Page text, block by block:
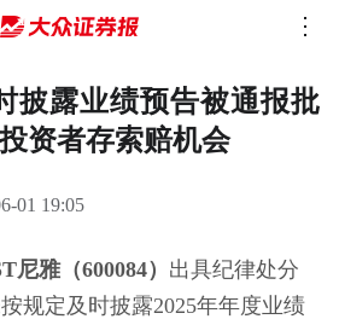
披露业绩预告被通报批
资者存索赔机会
01 19:05
尼雅（600084） 出具纪律处分
规定及时披露2025年年度业绩